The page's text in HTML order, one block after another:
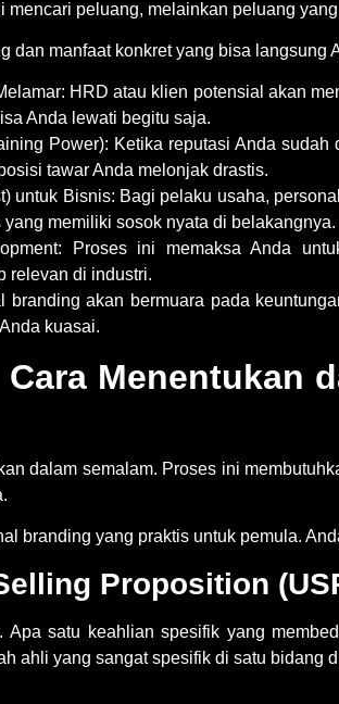
mencari peluang, melainkan peluang
dan manfaat konkret yang bisa langsung
HRD atau klien potensial akan
Anda lewati begitu saja.
Power): Ketika reputasi Anda sudah
tawar Anda melonjak drastis.
untuk Bisnis: Bagi pelaku usaha,
memiliki sosok nyata di belakangnya.
Proses ini memaksa Anda
relevan di industri.
branding akan bermuara pada
kuasai.
Menentukan
dalam semalam. Proses ini
branding yang praktis untuk pemula.
Proposition
satu keahlian spesifik yang
ahli yang sangat spesifik di satu bidang